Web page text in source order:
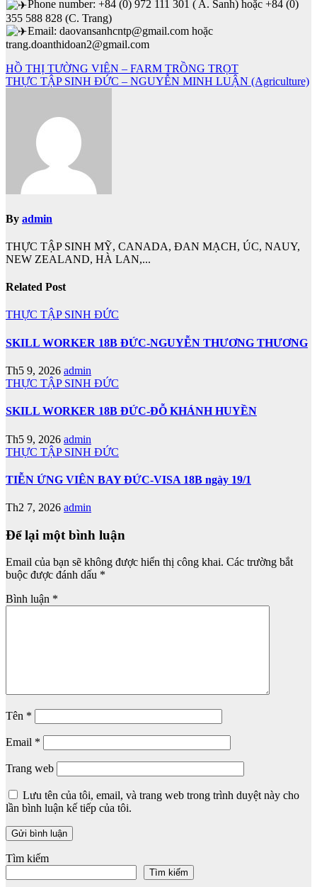
Phone number: +84 (0) 972 111 301 ( A. Sanh) hoặc +84 (0)
355 588 828 (C. Trang)
Email: daovansanhcntp@gmail.com hoặc
trang.doanthidoan2@gmail.com
Điều
hướng
HỒ THỊ TƯỜNG VIÊN – FARM TRỒNG TRỌT
THỰC TẬP SINH ĐỨC – NGUYỄN MINH LUẬN (Agriculture)
By admin
THỰC TẬP SINH MỸ, CANADA, ĐAN MẠCH, ÚC, NAUY,
NEW ZEALAND, HÀ LAN,...
Related Post
THỰC TẬP SINH ĐỨC
SKILL WORKER 18B ĐỨC-NGUYỄN THƯƠNG THƯƠNG
Th5 9, 2026 admin
THỰC TẬP SINH ĐỨC
SKILL WORKER 18B ĐỨC-ĐỖ KHÁNH HUYỀN
Th5 9, 2026 admin
THỰC TẬP SINH ĐỨC
TIỄN ỨNG VIÊN BAY ĐỨC-VISA 18B ngày 19/1
Th2 7, 2026 admin
Để lại một bình luận
Email của bạn sẽ không được hiển thị công khai. Các trường bắt
buộc được đánh dấu *
Bình luận *
Tên *
Email *
Trang web
Lưu tên của tôi, email, và trang web trong trình duyệt này cho
lần bình luận kế tiếp của tôi.
Tìm kiếm
Tìm kiếm